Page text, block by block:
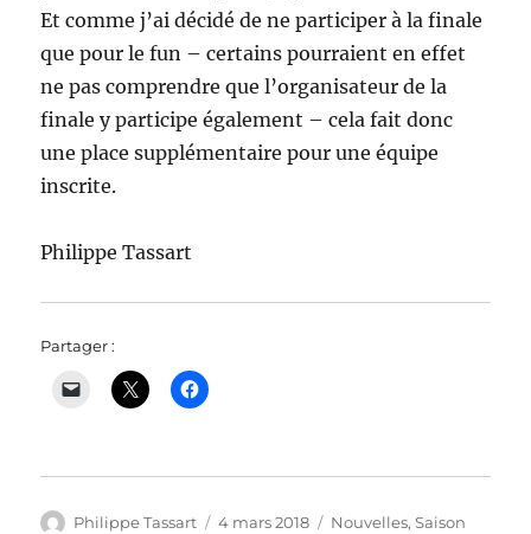
Et comme j’ai décidé de ne participer à la finale
que pour le fun – certains pourraient en effet
ne pas comprendre que l’organisateur de la
finale y participe également – cela fait donc
une place supplémentaire pour une équipe
inscrite.
Philippe Tassart
Partager :
Auteur
Philippe Tassart
Publié
4 mars 2018 Catégories
Nouvelles,Saison